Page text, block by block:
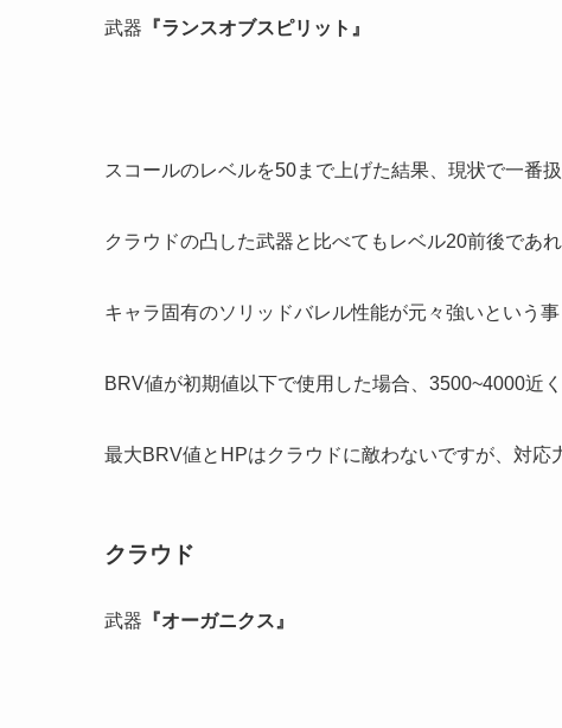
武器 『ランスオブスピリット』
スコールのレベルを50まで上げた結果、現状で一番
クラウドの凸した武器と比べてもレベル20前後であ
キャラ固有のソリッドバレル性能が元々強いという
BRV値が初期値以下で使用した場合、3500~4000近
最大BRV値とHPはクラウドに敵わないですが、対応
クラウド
武器 『オーガニクス』